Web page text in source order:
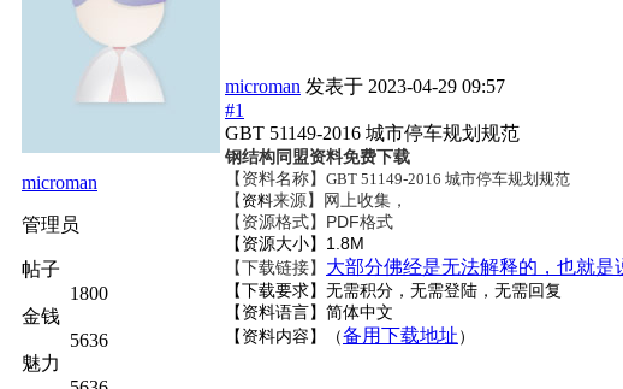
microman
管理员
帖子
1800
金钱
5636
魅力
microman 发表于 2023-04-29 09:57
#1
GBT 51149-2016 城市停车规划规范
钢结构同盟资料免费下载
【资料名称】 GBT 51149-2016 城市停车规划规范
【 资料来源】网上收集，
【资源格式】PDF格式
【资源大小】1.8M
【下载链接】 大部分佛经是无法解释的，也就是
【下载要求】无需积分，无需登陆，无需回复
【资料语言】简体中文
【资料内容】（备用下载地址 ）